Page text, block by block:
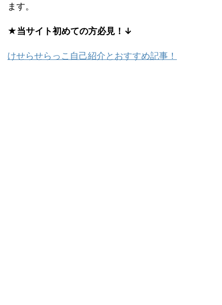
ます。
★当サイト初めての方必見！↓
けせらせらっこ自己紹介とおすすめ記事！